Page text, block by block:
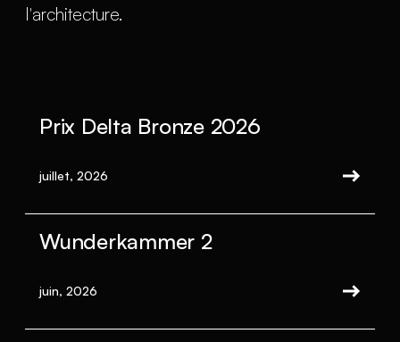
l'architecture.
Prix Delta Bronze 2026
juillet, 2026
Wunderkammer 2
juin, 2026